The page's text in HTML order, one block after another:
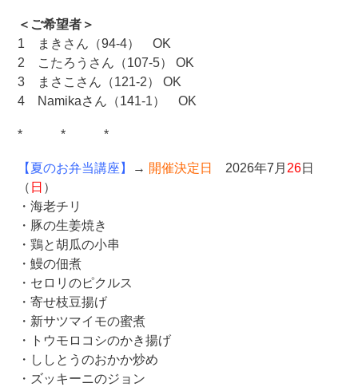
＜ご希望者＞
1 まきさん（94-4） OK
2 こたろうさん（107-5） OK
3 まさこさん（121-2） OK
4 Namikaさん（141-1） OK
* * *
【夏のお弁当講座】 → 開催決定日 2026年7月 26日
（ 日 ）
・海老チリ
・豚の生姜焼き
・鶏と胡瓜の小串
・鰻の佃煮
・セロリのピクルス
・寄せ枝豆揚げ
・新サツマイモの蜜煮
・トウモロコシのかき揚げ
・ししとうのおかか炒め
・ズッキーニのジョン